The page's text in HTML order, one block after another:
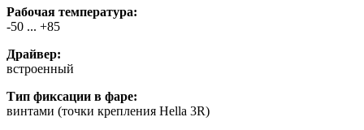
Рабочая температура:
-50 ... +85
Драйвер:
встроенный
Тип фиксации в фаре:
винтами (точки крепления Hella 3R)